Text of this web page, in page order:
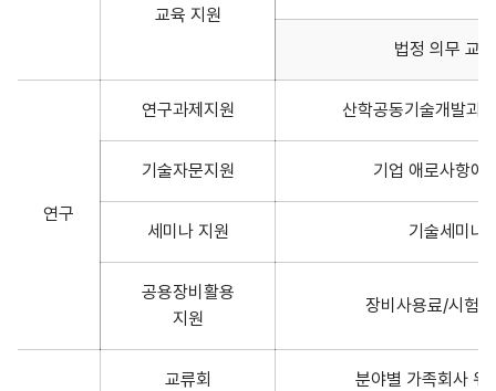
교육 지원
법정 의무 교
연구
연구과제지원 산학공동기술개발과
기술자문지원 기업 애로사항에
세미나 지원 기술세미나
공용장비활용
지원
장비사용료/시험
교류회 분야별 가족회사 워